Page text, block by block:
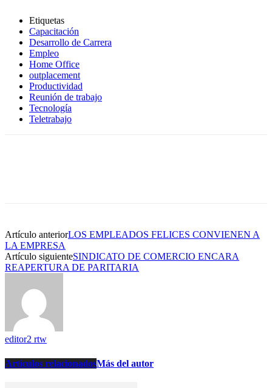
Etiquetas
Capacitación
Desarrollo de Carrera
Empleo
Home Office
outplacement
Productividad
Reunión de trabajo
Tecnología
Teletrabajo
Artículo anteriorLOS EMPLEADOS FELICES CONVIENEN A
LA EMPRESA
Artículo siguienteSINDICATO DE COMERCIO ENCARA
REAPERTURA DE PARITARIA
editor2 rtw
Artículos relacionadosMás del autor